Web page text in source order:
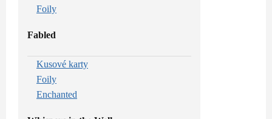
Foily
Fabled
Kusové karty
Foily
Enchanted